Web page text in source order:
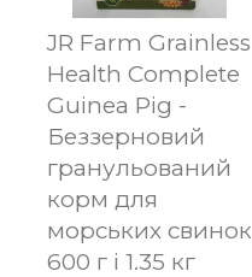
JR Farm Grainless
Health Complete
Guinea Pig -
Беззерновий
гранульований
корм для
морських свинок
600 г і 1.35 кг